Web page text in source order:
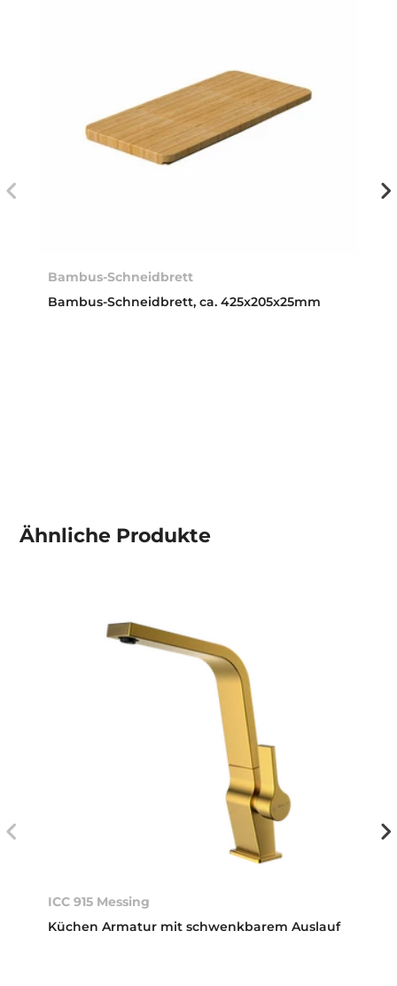
Bambus-Schneidbrett
Bambus-Schneidbrett, ca. 425x205x25mm
Ähnliche Produkte
ICC 915 Messing
Küchen Armatur mit schwenkbarem Auslauf